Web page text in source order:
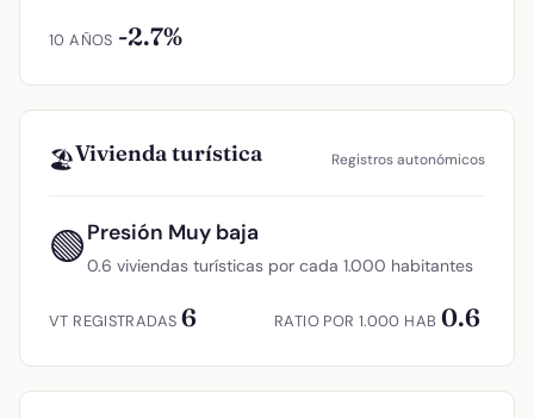
10 AÑOS -2.7%
🏖️Vivienda turística Registros autonómicos
🟢Presión Muy baja
0.6 viviendas turísticas por cada 1.000 habitantes
VT REGISTRADAS 6 RATIO POR 1.000 HAB 0.6